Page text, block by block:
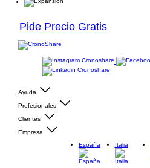
Pide Precio Gratis
Ayuda
Profesionales
Clientes
Empresa
España
Italia